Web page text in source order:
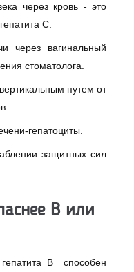
через кровь - это
С.
через вагинальный
стоматолога.
путем от
гепатоциты.
защитных сил
В или
В способен